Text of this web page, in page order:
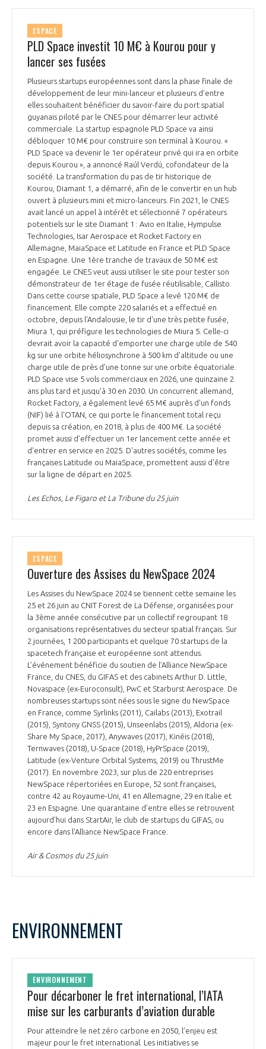
ESPACE
PLD Space investit 10 M€ à Kourou pour y
lancer ses fusées
Plusieurs startups européennes sont dans la phase finale de
développement de leur mini-lanceur et plusieurs d'entre
elles souhaitent bénéficier du savoir-faire du port spatial
guyanais piloté par le CNES pour démarrer leur activité
commerciale. La startup espagnole PLD Space va ainsi
débloquer 10 M€ pour construire son terminal à Kourou. «
PLD Space va devenir le 1er opérateur privé qui ira en orbite
depuis Kourou », a annoncé Raúl Verdú, cofondateur de la
société. La transformation du pas de tir historique de
Kourou, Diamant 1, a démarré, afin de le convertir en un hub
ouvert à plusieurs mini et micro-lanceurs. Fin 2021, le CNES
avait lancé un appel à intérêt et sélectionné 7 opérateurs
potentiels sur le site Diamant 1 : Avio en Italie, Hympulse
Technologies, Isar Aerospace et Rocket Factory en
Allemagne, MaiaSpace et Latitude en France et PLD Space
en Espagne. Une 1ère tranche de travaux de 50 M€ est
engagée. Le CNES veut aussi utiliser le site pour tester son
démonstrateur de 1er étage de fusée réutilisable, Callisto.
Dans cette course spatiale, PLD Space a levé 120 M€ de
financement. Elle compte 220 salariés et a effectué en
octobre, depuis l'Andalousie, le tir d'une très petite fusée,
Miura 1, qui préfigure les technologies de Miura 5. Celle-ci
devrait avoir la capacité d'emporter une charge utile de 540
kg sur une orbite héliosynchrone à 500 km d'altitude ou une
charge utile de près d'une tonne sur une orbite équatoriale.
PLD Space vise 5 vols commerciaux en 2026, une quinzaine 2
ans plus tard et jusqu'à 30 en 2030. Un concurrent allemand,
Rocket Factory, a également levé 65 M€ auprès d'un fonds
(NIF) lié à l'OTAN, ce qui porte le financement total reçu
depuis sa création, en 2018, à plus de 400 M€. La société
promet aussi d’effectuer un 1er lancement cette année et
d'entrer en service en 2025. D'autres sociétés, comme les
françaises Latitude ou MaiaSpace, promettent aussi d'être
sur la ligne de départ en 2025.
Les Echos, Le Figaro et La Tribune du 25 juin
ESPACE
Ouverture des Assises du NewSpace 2024
Les Assises du NewSpace 2024 se tiennent cette semaine les
25 et 26 juin au CNIT Forest de La Défense, organisées pour
la 3ème année consécutive par un collectif regroupant 18
organisations représentatives du secteur spatial français. Sur
2 journées, 1 200 participants et quelque 70 startups de la
spacetech française et européenne sont attendus.
L’événement bénéficie du soutien de l’Alliance NewSpace
France, du CNES, du GIFAS et des cabinets Arthur D. Little,
Novaspace (ex-Euroconsult), PwC et Starburst Aerospace. De
nombreuses startups sont nées sous le signe du NewSpace
en France, comme Syrlinks (2011), Cailabs (2013), Exotrail
(2015), Syntony GNSS (2015), Unseenlabs (2015), Aldoria (ex-
Share My Space, 2017), Anywaves (2017), Kinéis (2018),
Ternwaves (2018), U-Space (2018), HyPrSpace (2019),
Latitude (ex-Venture Orbital Systems, 2019) ou ThrustMe
(2017). En novembre 2023, sur plus de 220 entreprises
NewSpace répertoriées en Europe, 52 sont françaises,
contre 42 au Royaume-Uni, 41 en Allemagne, 29 en Italie et
23 en Espagne. Une quarantaine d’entre elles se retrouvent
aujourd’hui dans StartAir, le club de startups du GIFAS, ou
encore dans l’Alliance NewSpace France.
Air & Cosmos du 25 juin
ENVIRONNEMENT
ENVIRONNEMENT
Pour décarboner le fret international, l’IATA
mise sur les carburants d’aviation durable
Pour atteindre le net zéro carbone en 2050, l’enjeu est
majeur pour le fret international. Les initiatives se